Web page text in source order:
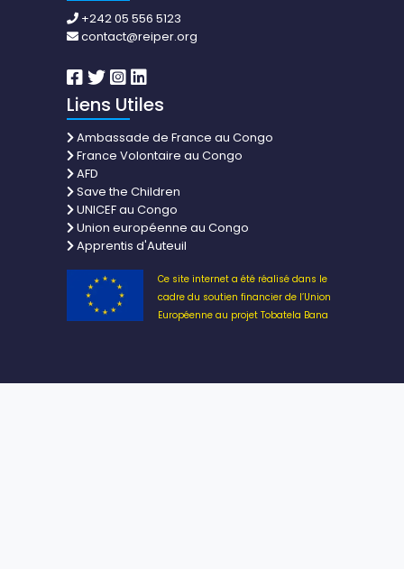
+242 05 556 5123
contact@reiper.org
Liens Utiles
Ambassade de France au Congo
France Volontaire au Congo
AFD
Save the Children
UNICEF au Congo
Union européenne au Congo
Apprentis d'Auteuil
Ce site internet a été réalisé dans le
cadre du soutien financier de l’Union
Européenne au projet Tobatela Bana